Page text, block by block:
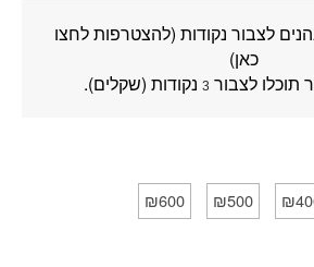
₪500
₪600
לצבור נקודות (להצטרפות לחצו
כאן)
תוכלו לצבור 3 נקודות (שקלים).